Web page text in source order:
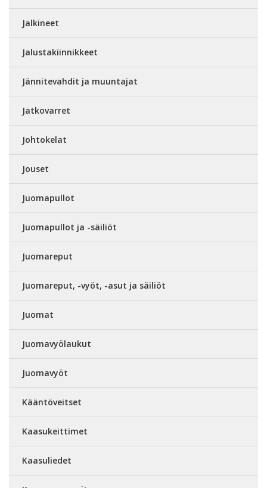
Jalkineet
Jalustakiinnikkeet
Jännitevahdit ja muuntajat
Jatkovarret
Johtokelat
Jouset
Juomapullot
Juomapullot ja -säiliöt
Juomareput
Juomareput, -vyöt, -asut ja säiliöt
Juomat
Juomavyölaukut
Juomavyöt
Kääntöveitset
Kaasukeittimet
Kaasuliedet